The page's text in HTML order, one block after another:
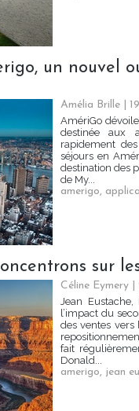
un nouvel
Amélia Brille |
AmériGo
destinée aux
rapidement
séjours en
destination des
de My...
amerigo,
sur
Céline Eymery
Jean Eustache,
l’impact du
des ventes vers
fait
Donald...
amerigo, jean